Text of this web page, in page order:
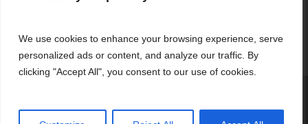
We use cookies to enhance your browsing experience, serve
personalized ads or content, and analyze our traffic. By
clicking "Accept All", you consent to our use of cookies.